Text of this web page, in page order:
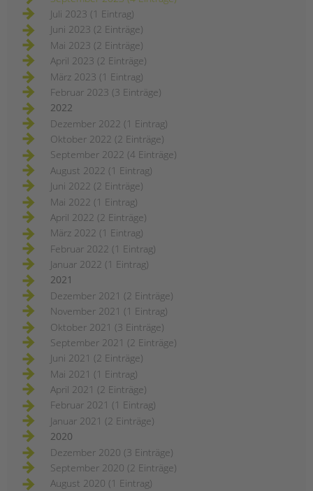
Juli 2023 (1 Eintrag)
Juni 2023 (2 Einträge)
Mai 2023 (2 Einträge)
April 2023 (2 Einträge)
März 2023 (1 Eintrag)
Februar 2023 (3 Einträge)
2022
Dezember 2022 (1 Eintrag)
Oktober 2022 (2 Einträge)
September 2022 (4 Einträge)
August 2022 (1 Eintrag)
Juni 2022 (2 Einträge)
Mai 2022 (1 Eintrag)
April 2022 (2 Einträge)
März 2022 (1 Eintrag)
Februar 2022 (1 Eintrag)
Januar 2022 (1 Eintrag)
2021
Dezember 2021 (2 Einträge)
November 2021 (1 Eintrag)
Oktober 2021 (3 Einträge)
September 2021 (2 Einträge)
Juni 2021 (2 Einträge)
Mai 2021 (1 Eintrag)
April 2021 (2 Einträge)
Februar 2021 (1 Eintrag)
Januar 2021 (2 Einträge)
2020
Dezember 2020 (3 Einträge)
September 2020 (2 Einträge)
August 2020 (1 Eintrag)